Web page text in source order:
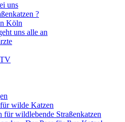
uns
?
Köln
uns alle an
wilde Katzen
für wildlebende Straßenkatzen